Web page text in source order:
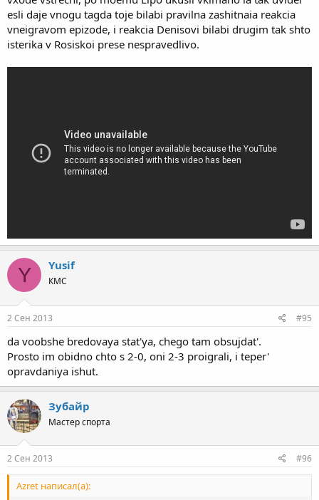
esli daje vnogu tagda toje bilabi pravilna zashitnaia reakcia
vneigravom epizode, i reakcia Denisovi bilabi drugim tak shto
isterika v Rosiskoi prese nespravedlivo.
Y Yusif
КМС
2 Сен 2013 #95
da voobshe bredovaya stat'ya, chego tam obsujdat'.
Prosto im obidno chto s 2-0, oni 2-3 proigrali, i teper'
opravdaniya ishut.
Зубайр
Мастер спорта
2 Сен 2013 #96
Azret написал(а):